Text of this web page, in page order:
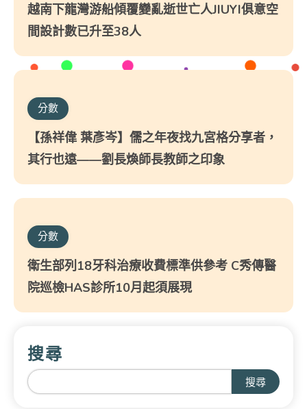
越南下龍灣游船傾覆變亂逝世亡人JIUYI俱意空
間設計數已升至38人
分數
【孫祥偉 葉彥岑】儒之年夜找九宮格分享者，
其行也遠——劉長煥師長教師之印象
分數
衛生部列18牙科治療收費標準供參考 C秀傳醫
院巡檢HAS診所10月起須展現
搜尋
搜尋